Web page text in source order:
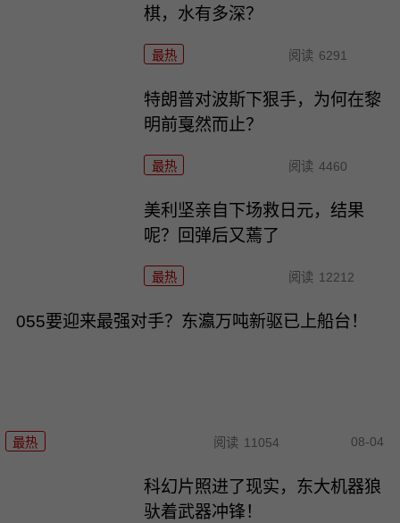
棋，水有多深？
最热 阅读 6291
特朗普对波斯下狠手，为何在黎
明前戛然而止？
最热 阅读 4460
美利坚亲自下场救日元，结果
呢？回弹后又蔫了
最热 阅读 12212
055要迎来最强对手？东瀛万吨新驱已上船台！
最热 阅读 11054 08-04
科幻片照进了现实，东大机器狼
驮着武器冲锋！